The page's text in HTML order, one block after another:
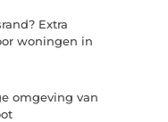
Extra
woningen in
omgeving van